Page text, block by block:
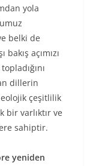
yola
belki de
açımızı
dillerin
çeşitlilik
bir varlıktır ve
sahiptir.
yeniden